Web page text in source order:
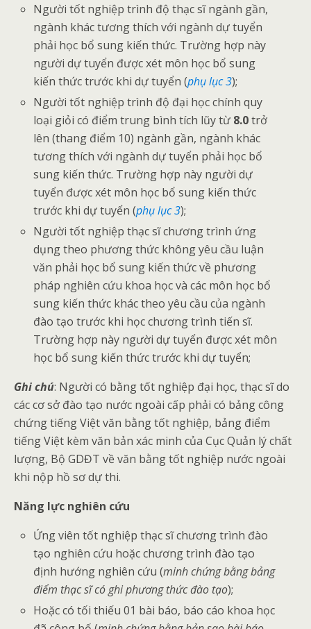
Người tốt nghiệp trình độ thạc sĩ ngành gần,
ngành khác tương thích với ngành dự tuyển
phải học bổ sung kiến thức. Trường hợp này
người dự tuyển được xét môn học bổ sung
kiến thức trước khi dự tuyển (phụ lục 3);
Người tốt nghiệp trình độ đại học chính quy
loại giỏi có điểm trung bình tích lũy từ 8.0trở
lên (thang điểm 10) ngành gần, ngành khác
tương thích với ngành dự tuyển phải học bổ
sung kiến thức. Trường hợp này người dự
tuyển được xét môn học bổ sung kiến thức
trước khi dự tuyển (phụ lục 3);
Người tốt nghiệp thạc sĩ chương trình ứng
dụng theo phương thức không yêu cầu luận
văn phải học bổ sung kiến thức về phương
pháp nghiên cứu khoa học và các môn học bổ
sung kiến thức khác theo yêu cầu của ngành
đào tạo trước khi học chương trình tiến sĩ.
Trường hợp này người dự tuyển được xét môn
học bổ sung kiến thức trước khi dự tuyển;
Ghi chú: Người có bằng tốt nghiệp đại học, thạc sĩ do
các cơ sở đào tạo nước ngoài cấp phải có bảng công
chứng tiếng Việt văn bằng tốt nghiệp, bảng điểm
tiếng Việt kèm văn bản xác minh của Cục Quản lý chất
lượng, Bộ GDĐT về văn bằng tốt nghiệp nước ngoài
khi nộp hồ sơ dự thi.
Năng lực nghiên cứu
Ứng viên tốt nghiệp thạc sĩ chương trình đào
tạo nghiên cứu hoặc chương trình đào tạo
định hướng nghiên cứu (minh chứng bằng bảng
điểm thạc sĩ có ghi phương thức đào tạo);
Hoặc có tối thiếu 01 bài báo, báo cáo khoa học